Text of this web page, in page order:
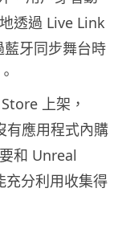
透過 Live Link
藍牙同步舞台時
上架，
有應用程式內購
和 Unreal
充分利用收集得